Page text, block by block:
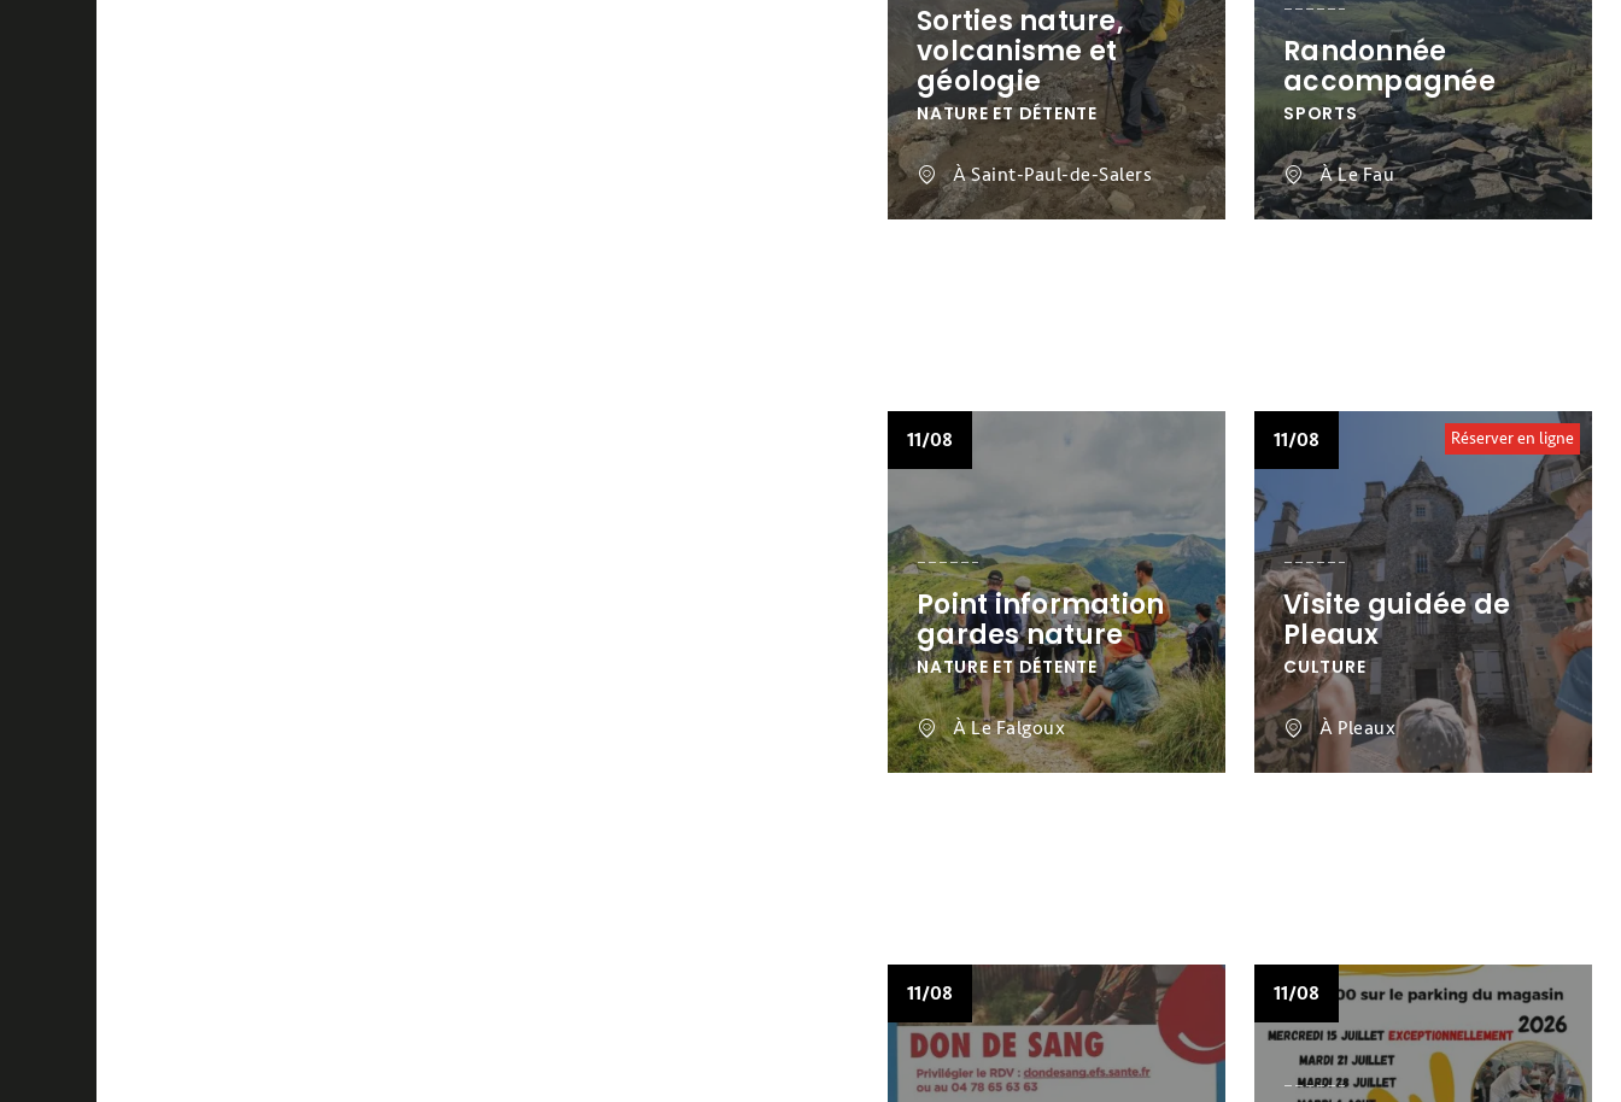
Sorties nature,
volcanisme et
géologie
NATURE ET DÉTENTE
À Saint-Paul-de-Salers
Randonnée
accompagnée
SPORTS
À Le Fau
11/08
Point information
gardes nature
NATURE ET DÉTENTE
À Le Falgoux
Réserver en ligne
11/08
Visite guidée de
Pleaux
CULTURE
À Pleaux
11/08 11/08